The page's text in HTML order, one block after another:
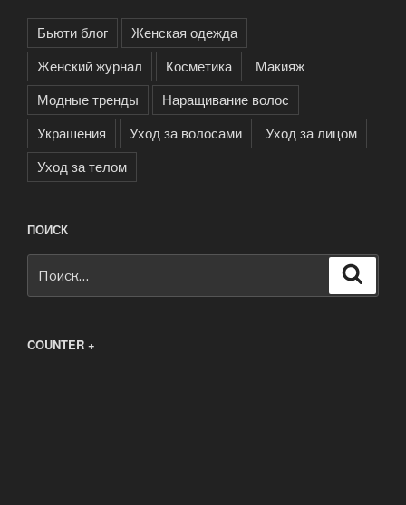
Бьюти блог
Женская одежда
Женский журнал
Косметика
Макияж
Модные тренды
Наращивание волос
Украшения
Уход за волосами
Уход за лицом
Уход за телом
ПОИСК
COUNTER +